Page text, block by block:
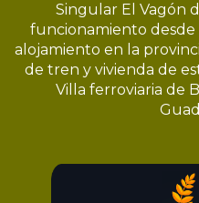
Singular El Vagón
funcionamiento desde
alojamiento en la
de tren y vivienda de
Villa ferroviaria de